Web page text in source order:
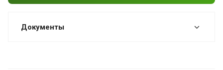
Документы